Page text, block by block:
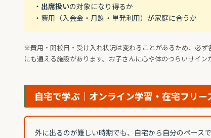
・ 出席扱いの対象になり得るか
・費用（入会金・月謝・単発利用）が家庭に合うか
※費用・開校日・受け入れ状況は変わることがあるため、必
にも通える施設があります。お子さんに心や体のつらいサイ
自宅で学ぶ｜オンライン学習・在宅フリー
外に出るのが難しい時期でも、自宅から自分のペース